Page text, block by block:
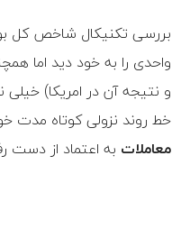
واحدی را به خود دید اما
و نتیجه آن در امریکا)
خط روند نزولی کوتاه مدت
معاملات به اعتماد از دست